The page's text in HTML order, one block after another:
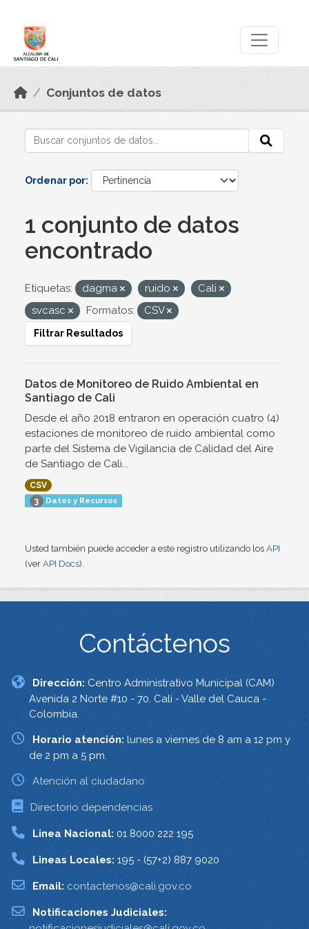
Conjuntos de datos
Ordenar por
1 conjunto de datos
encontrado
Etiquetas: dagma ruido
Cali
svcasc
Formatos: CSV
Filtrar Resultados
Datos de Monitoreo de Ruido Ambiental en
Santiago de Cali
Desde el año 2018 entraron en operación cuatro (4)
estaciones de monitoreo de ruido ambiental como
parte del Sistema de Vigilancia de Calidad del Aire
de Santiago de Cali...
CSV
3 Datos y Recursos
Usted también puede acceder a este registro utilizando los API
(ver API Docs).
Contáctenos
Dirección: Centro Administrativo Municipal (CAM)
Avenida 2 Norte #10 - 70. Cali - Valle del Cauca -
Colombia.
Horario atención: lunes a viernes de 8 am a 12 pm y
de 2 pm a 5 pm.
Atención al ciudadano
Directorio dependencias
Linea Nacional: 01 8000 222 195
Lineas Locales: 195 - (57+2) 887 9020
Email: contactenos@cali.gov.co
Notificaciones Judiciales: